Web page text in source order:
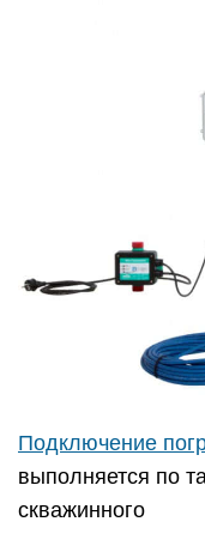
Подключение
выполняется по
скважинного